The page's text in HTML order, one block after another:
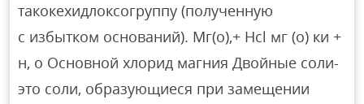
такокехидлоксогруппу (полученную
с избытком оснований). Мг(о),+ Нсl мг (о) ки +
н, о Основной хлорид магния Двойные соли-
это соли, образующиеся при замещении